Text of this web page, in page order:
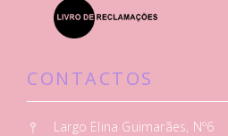
CONTACTOS
Largo Elina Guimarães, Nº6